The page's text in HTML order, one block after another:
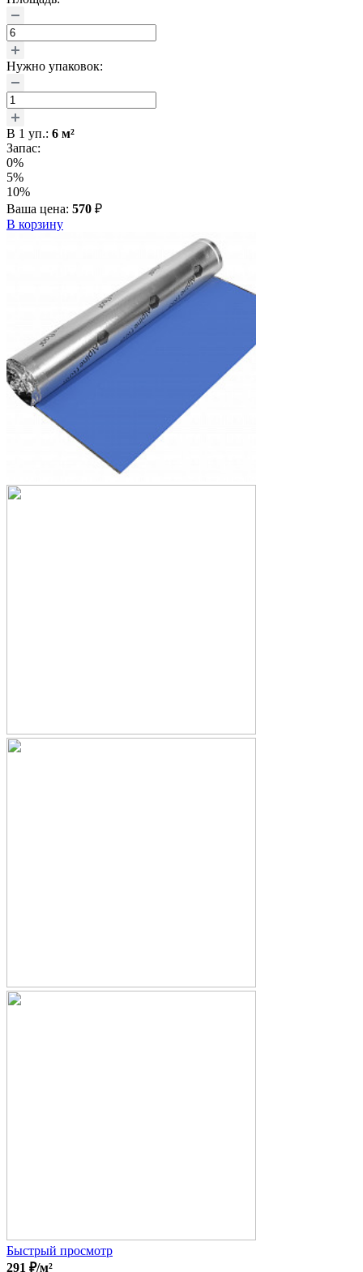
Нужно упаковок:
В 1 уп.: 6 м²
Запас:
0%
5%
10%
Ваша цена: 570 ₽
В корзину
Быстрый просмотр
291 ₽/м²